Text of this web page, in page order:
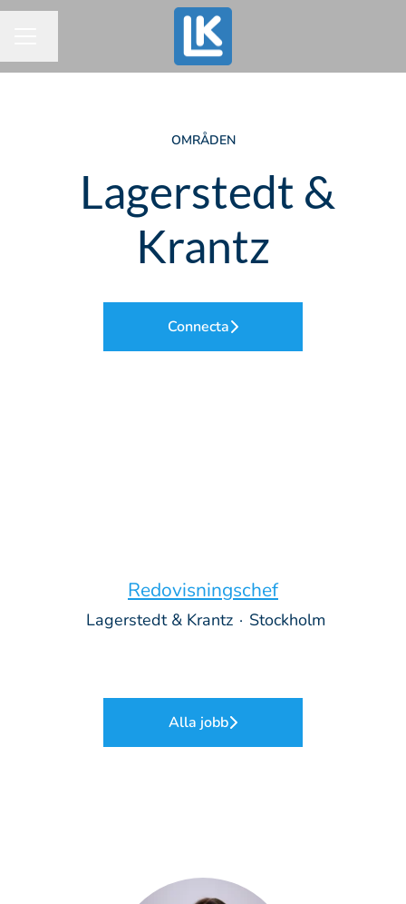
OMRÅDEN
‎ Lagerstedt &
Krantz
Connecta
Redovisningschef
‎ Lagerstedt & Krantz · Stockholm
Alla jobb